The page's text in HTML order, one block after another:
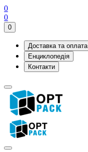
0
0
0
Доставка та оплата
Енциклопедія
Контакти